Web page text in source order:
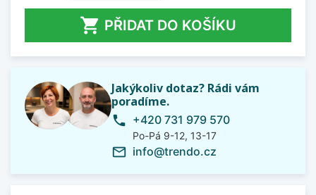
 PŘIDAT DO KOŠÍKU
Jakýkoliv dotaz? Rádi vám
poradíme.
phone +420 731 979 570
Po-Pá 9-12, 13-17
mail_outline info@trendo.cz